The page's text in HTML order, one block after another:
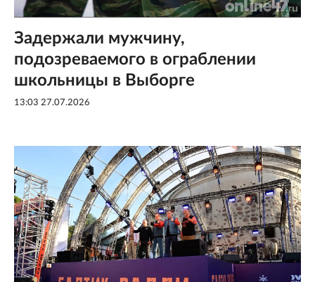
Задержали мужчину,
подозреваемого в ограблении
школьницы в Выборге
13:03 27.07.2026